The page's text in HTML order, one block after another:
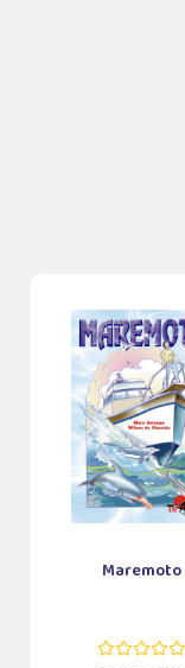
Maremoto